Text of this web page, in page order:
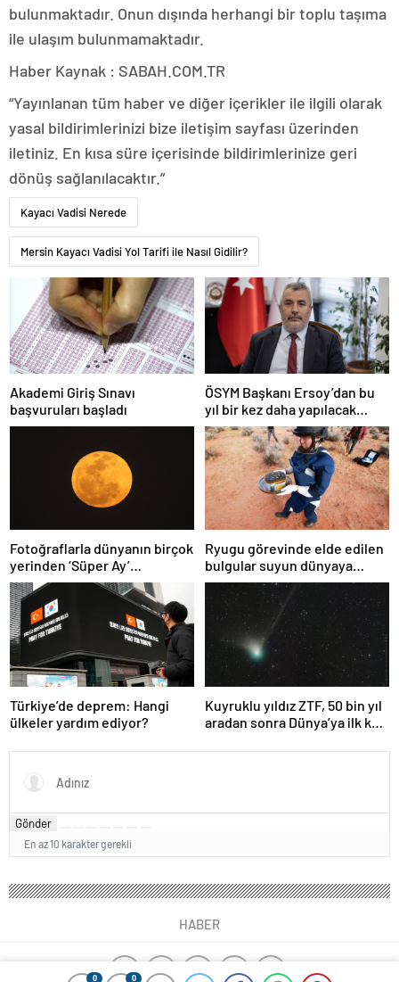
0 0
bulunmaktadır. Onun dışında herhangi bir toplu taşıma
ile ulaşım bulunmamaktadır.
Haber Kaynak : SABAH.COM.TR
“Yayınlanan tüm haber ve diğer içerikler ile ilgili olarak
yasal bildirimlerinizi bize iletişim sayfası üzerinden
iletiniz. En kısa süre içerisinde bildirimlerinize geri
dönüş sağlanılacaktır.”
Kayacı Vadisi Nerede
Mersin Kayacı Vadisi Yol Tarifi ile Nasıl Gidilir?
Akademi Giriş Sınavı
başvuruları başladı
ÖSYM Başkanı Ersoy’dan bu
yıl bir kez daha yapılacak
YDS’ye ilişkin açıklama
Fotoğraflarla dünyanın birçok
yerinden ‘Süper Ay’
manzaraları
Ryugu görevinde elde edilen
bulgular suyun dünyaya
asteroitlerce getirilmiş
olabileceğini gösteriyor
Türkiye’de deprem: Hangi
ülkeler yardım ediyor?
Kuyruklu yıldız ZTF, 50 bin yıl
aradan sonra Dünya’ya ilk kez
Gönder
En az 10 karakter gerekli
HABER